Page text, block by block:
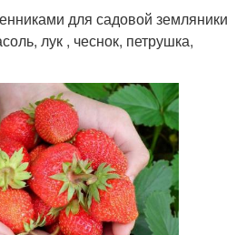
для садовой земляники
лук , чеснок, петрушка,